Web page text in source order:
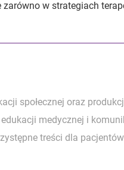
w strategiach
społecznej oraz
medycznej i
treści dla